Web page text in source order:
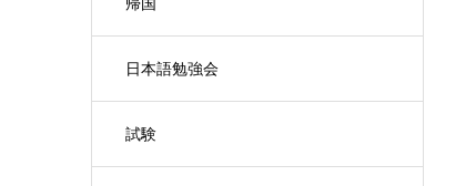
日本語勉強会
試験